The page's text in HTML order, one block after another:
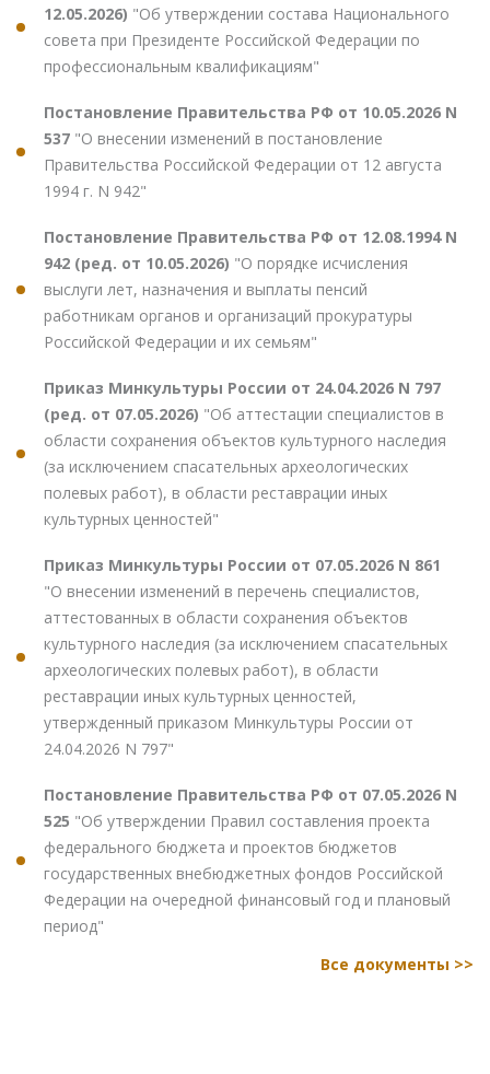
12.05.2026) "Об утверждении состава Национального
совета при Президенте Российской Федерации по
профессиональным квалификациям"
Постановление Правительства РФ от 10.05.2026 N
537 "О внесении изменений в постановление
Правительства Российской Федерации от 12 августа
1994 г. N 942"
Постановление Правительства РФ от 12.08.1994 N
942 (ред. от 10.05.2026) "О порядке исчисления
выслуги лет, назначения и выплаты пенсий
работникам органов и организаций прокуратуры
Российской Федерации и их семьям"
Приказ Минкультуры России от 24.04.2026 N 797
(ред. от 07.05.2026) "Об аттестации специалистов в
области сохранения объектов культурного наследия
(за исключением спасательных археологических
полевых работ), в области реставрации иных
культурных ценностей"
Приказ Минкультуры России от 07.05.2026 N 861
"О внесении изменений в перечень специалистов,
аттестованных в области сохранения объектов
культурного наследия (за исключением спасательных
археологических полевых работ), в области
реставрации иных культурных ценностей,
утвержденный приказом Минкультуры России от
24.04.2026 N 797"
Постановление Правительства РФ от 07.05.2026 N
525 "Об утверждении Правил составления проекта
федерального бюджета и проектов бюджетов
государственных внебюджетных фондов Российской
Федерации на очередной финансовый год и плановый
период"
Все документы >>